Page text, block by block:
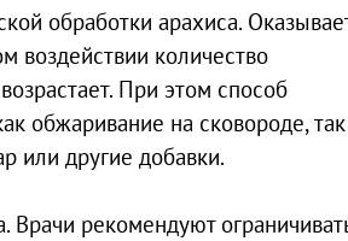
обработки арахиса.
воздействии количество
При этом способ
обжаривание на сковороде,
или другие добавки.
Врачи рекомендуют